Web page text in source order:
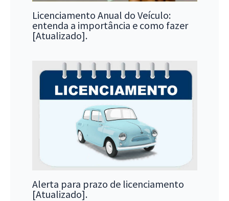
Licenciamento Anual do Veículo:
entenda a importância e como fazer
[Atualizado].
Alerta para prazo de licenciamento
[Atualizado].